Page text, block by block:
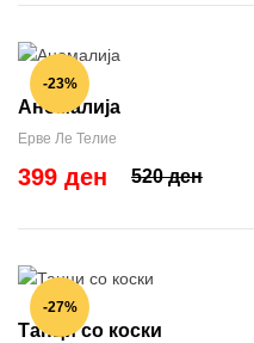
-23%
Аномалија
Ерве Ле Телие
520 ден
399 ден
-27%
Танци со коски